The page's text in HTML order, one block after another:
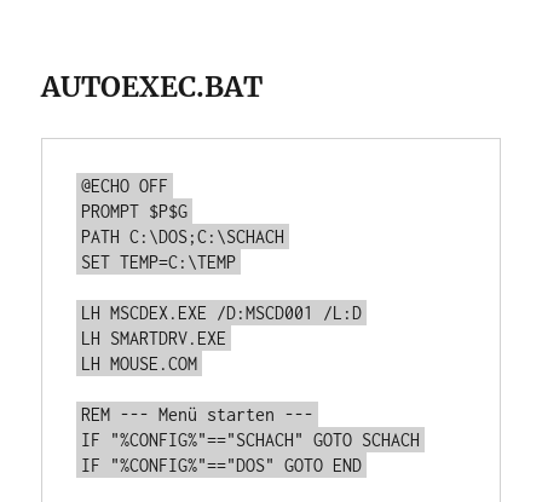
AUTOEXEC.BAT
@ECHO OFF
PROMPT $P$G
PATH C:\DOS;C:\SCHACH
SET TEMP=C:\TEMP
LH MSCDEX.EXE /D:MSCD001 /L:D
LH SMARTDRV.EXE
LH MOUSE.COM
REM --- Menü starten ---
IF "%CONFIG%"=="SCHACH" GOTO SCHACH
IF "%CONFIG%"=="DOS" GOTO END